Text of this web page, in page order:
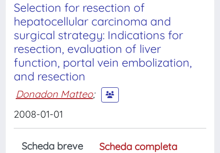
Selection for resection of
hepatocellular carcinoma and
surgical strategy: Indications for
resection, evaluation of liver
function, portal vein embolization,
and resection
Donadon Matteo;
2008-01-01
Scheda breve
Scheda completa